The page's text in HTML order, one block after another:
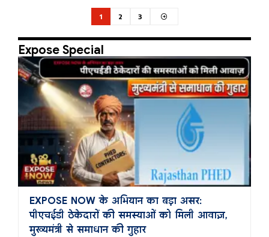
1 2 3
Expose Special
EXPOSE NOW के अभियान का बड़ा असर:
पीएचईडी ठेकेदारों की समस्याओं को मिली आवाज़,
मुख्यमंत्री से समाधान की गुहार